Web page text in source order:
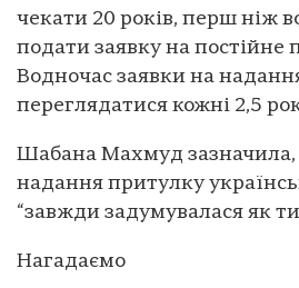
чекати 20 років, перш ніж
подати заявку на постійне
Водночас заявки на
переглядатися кожні 2,5
Шабана Махмуд
надання притулку
“завжди задумувалася як
Нагадаємо